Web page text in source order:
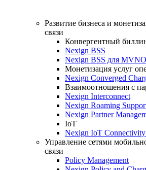
Развитие бизнеса и
связи
Конвергентный
Nexign BSS
Nexign BSS для MVNO
Монетизация услуг
Nexign Converged
Взаимоотношения с
Nexign Interconnect
Nexign Roaming
Nexign Partner
IoT
Nexign IoT
Управление сетями
связи
Policy Management